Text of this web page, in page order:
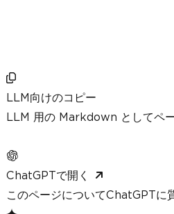
LLM向けのコピー
LLM 用の Markdown としてペ
ChatGPTで開く
このページについてChatGPTに